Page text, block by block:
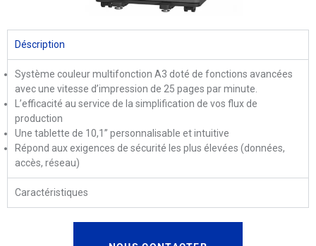
Déscription
Système couleur multifonction A3 doté de fonctions avancées
avec une vitesse d’impression de 25 pages par minute.
L’efficacité au service de la simplification de vos flux de
production
Une tablette de 10,1’’ personnalisable et intuitive
Répond aux exigences de sécurité les plus élevées (données,
accès, réseau)
Caractéristiques